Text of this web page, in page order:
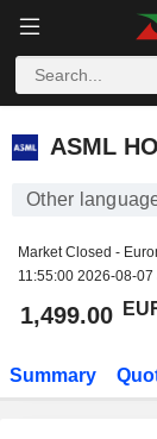
ASML
ASML
Other
Market Closed -
11:55:00 2026-08-07
1,499.00
Summary